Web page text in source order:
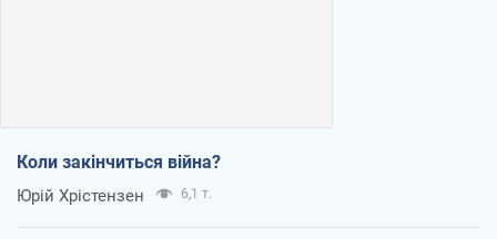
Коли закінчиться війна?
Юрій Хрістензен 6,1 т.